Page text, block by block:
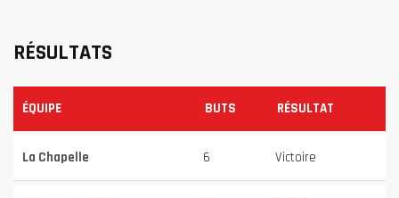
RÉSULTATS
ÉQUIPE BUTS RÉSULTAT
La Chapelle 6 Victoire